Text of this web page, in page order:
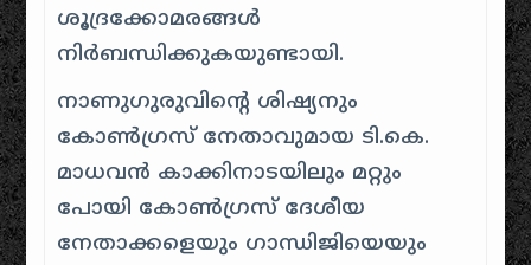
ശൂദ്രക്കോമരങ്ങൾ
നിർബന്ധിക്കുകയുണ്ടായി.
നാണുഗുരുവിന്റെ ശിഷ്യനും
കോൺഗ്രസ് നേതാവുമായ ടി.കെ.
മാധവൻ കാക്കിനാടയിലും മറ്റും
പോയി കോൺഗ്രസ് ദേശീയ
നേതാക്കളെയും ഗാന്ധിജിയെയും